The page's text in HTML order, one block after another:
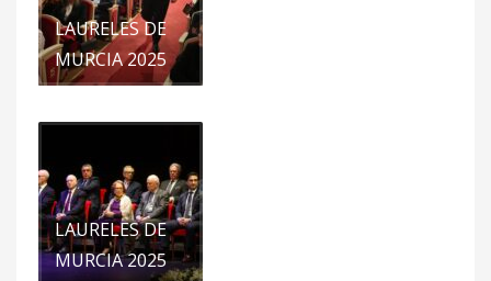
LAURELES DE
MURCIA 2025
LAURELES DE
MURCIA 2025